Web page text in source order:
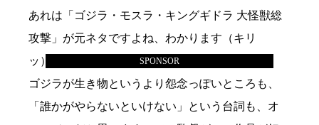
あれは「ゴジラ・モスラ・キングギドラ 大怪獣総
攻撃」が元ネタですよね、わかります（キリ
ッ）。
ゴジラが生き物というより怨念っぽいところも、
「誰かがやらないといけない」という台詞も、オ
SPONSOR